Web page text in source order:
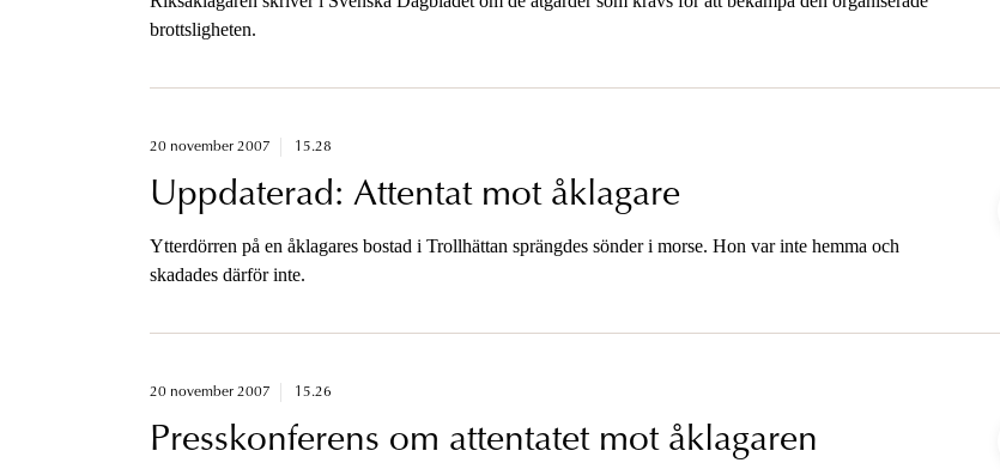
brottsligheten.
20 november 2007 15.28
Uppdaterad: Attentat mot åklagare
Ytterdörren på en åklagares bostad i Trollhättan sprängdes sönder i morse. Hon var inte hemma och
skadades därför inte.
20 november 2007 15.26
Presskonferens om attentatet mot åklagaren